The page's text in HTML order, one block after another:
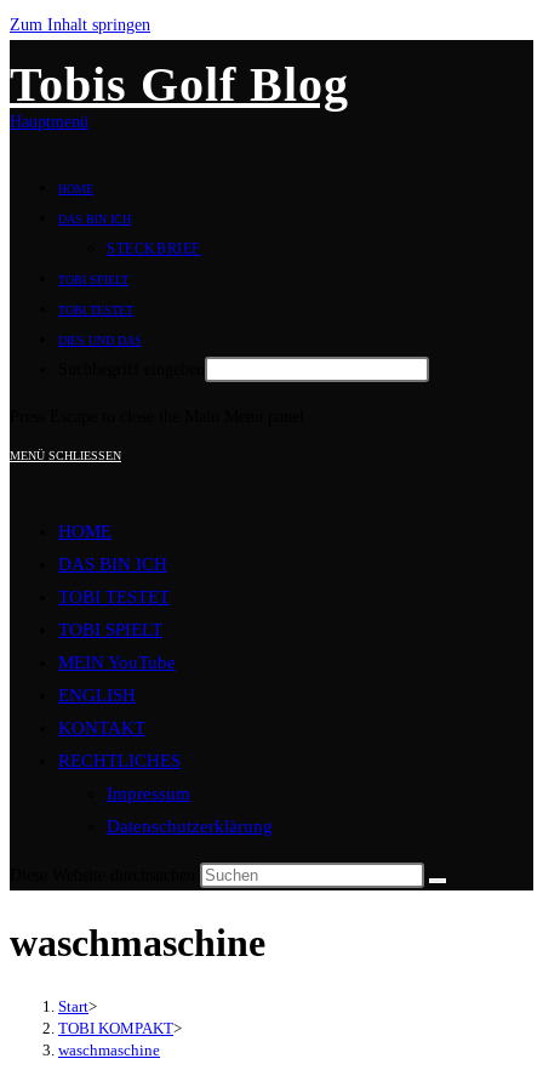
Zum Inhalt springen
Tobis Golf Blog
Hauptmenü
HOME
DAS BIN ICH
STECKBRIEF
TOBI SPIELT
TOBI TESTET
DIES UND DAS
MENÜ SCHLIESSEN
HOME
DAS BIN ICH
TOBI TESTET
TOBI SPIELT
MEIN YouTube
ENGLISH
KONTAKT
RECHTLICHES
Impressum
Datenschutzerklärung
waschmaschine
Start>
TOBI KOMPAKT>
waschmaschine